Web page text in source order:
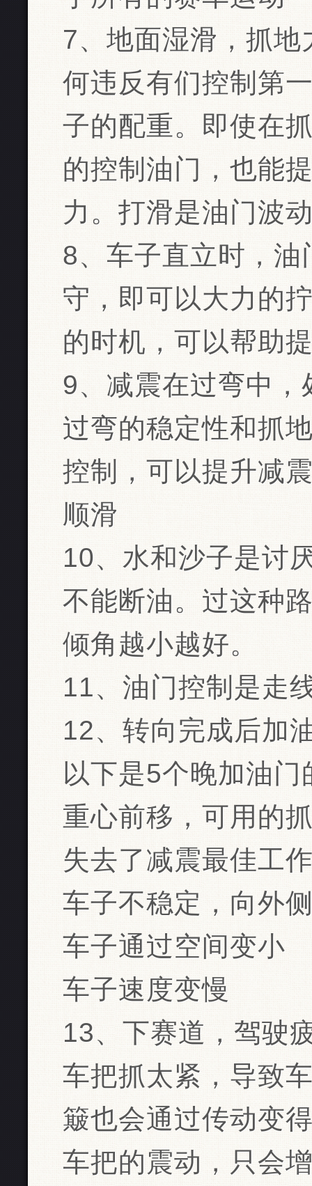
7、地面湿滑，抓
何违反有们控制第
子的配重。即使在
的控制油门，也能
力。打滑是油门波
8、车子直立时，
守，即可以大力的
的时机，可以帮助
9、减震在过弯中
过弯的稳定性和抓
控制，可以提升减
顺滑
10、水和沙子是讨
不能断油。过这种
倾角越小越好。
11、油门控制是走
12、转向完成后加
以下是5个晚加油门
重心前移，可用的
失去了减震最佳工
车子不稳定，向外
车子通过空间变小
车子速度变慢
13、下赛道，驾驶
车把抓太紧，导致
簸也会通过传动变
车把的震动，只会